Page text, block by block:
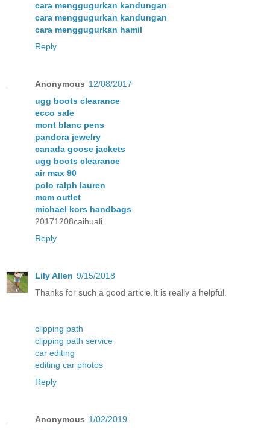
cara menggugurkan kandungan
cara menggugurkan kandungan
cara menggugurkan hamil
Reply
Anonymous 12/08/2017
ugg boots clearance
ecco sale
mont blanc pens
pandora jewelry
canada goose jackets
ugg boots clearance
air max 90
polo ralph lauren
mcm outlet
michael kors handbags
20171208caihuali
Reply
Lily Allen 9/15/2018
Thanks for such a good article.It is really a helpful.
clipping path
clipping path service
car editing
editing car photos
Reply
Anonymous 1/02/2019